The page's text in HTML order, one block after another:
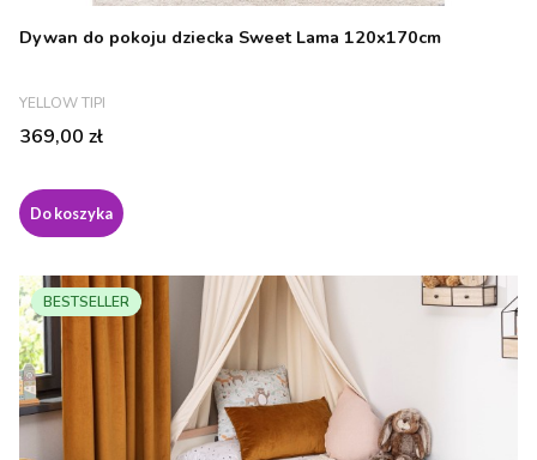
Dywan do pokoju dziecka Sweet Lama 120x170cm
PRODUCENT
YELLOW TIPI
Cena
369,00 zł
Do koszyka
BESTSELLER